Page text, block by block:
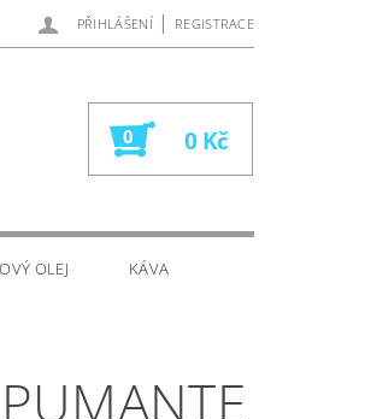
PŘIHLÁŠENÍ | REGISTRACE
0 0 Kč
OLEJ KÁVA